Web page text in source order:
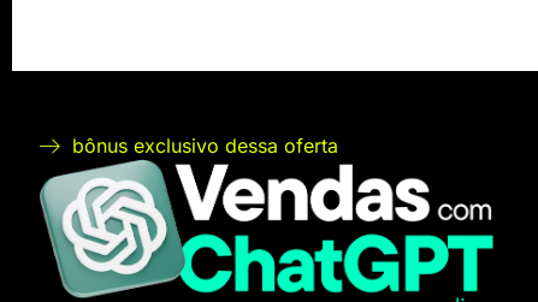
bônus exclusivo dessa oferta